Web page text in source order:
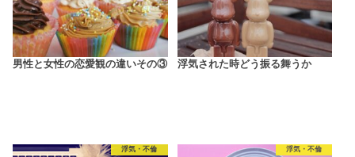
男性と女性の恋愛観の違いその③ 浮気された時どう振る舞うか
浮気・不倫 浮気・不倫